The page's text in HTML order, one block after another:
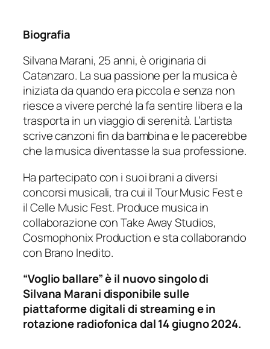
Biografia
Silvana Marani, 25 anni, è originaria di
Catanzaro. La sua passione per la musica è
iniziata da quando era piccola e senza non
riesce a vivere perché la fa sentire libera e la
trasporta in un viaggio di serenità. L’artista
scrive canzoni fin da bambina e le pacerebbe
che la musica diventasse la sua professione.
Ha partecipato con i suoi brani a diversi
concorsi musicali, tra cui il Tour Music Fest e
il Celle Music Fest. Produce musica in
collaborazione con Take Away Studios,
Cosmophonix Production e sta collaborando
con Brano Inedito.
“Voglio ballare” è il nuovo singolo di
Silvana Marani disponibile sulle
piattaforme digitali di streaming e in
rotazione radiofonica dal 14 giugno 2024.